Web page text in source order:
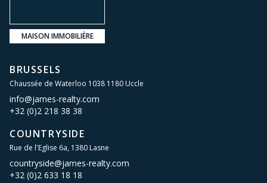
MAISON IMMOBILIÈRE
BRUSSELS
Chaussée de Waterloo 1038 1180 Uccle
info@james-realty.com
+32 (0)2 218 38 38
COUNTRYSIDE
Rue de l'Eglise 6a, 1380 Lasne
countryside@james-realty.com
+32 (0)2 633 18 18